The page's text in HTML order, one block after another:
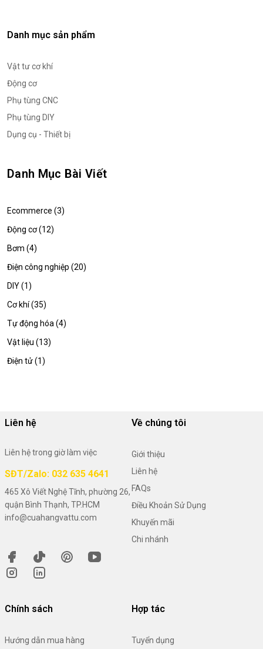
Danh mục sản phẩm
Vật tư cơ khí
Động cơ
Phụ tùng CNC
Phụ tùng DIY
Dụng cụ - Thiết bị
Danh Mục Bài Viết
Ecommerce (3)
Động cơ (12)
Bơm (4)
Điện công nghiệp (20)
DIY (1)
Cơ khí (35)
Tự động hóa (4)
Vật liệu (13)
Điện tử (1)
Liên hệ
Liên hệ trong giờ làm việc
SĐT/Zalo: 032 635 4641
465 Xô Viết Nghệ Tĩnh, phường 26,
quận Bình Thạnh, TP.HCM
info@cuahangvattu.com
Về chúng tôi
Giới thiệu
Liên hệ
FAQs
Điều Khoản Sử Dụng
Khuyến mãi
Chi nhánh
Chính sách
Hướng dẫn mua hàng
Hợp tác
Tuyển dụng